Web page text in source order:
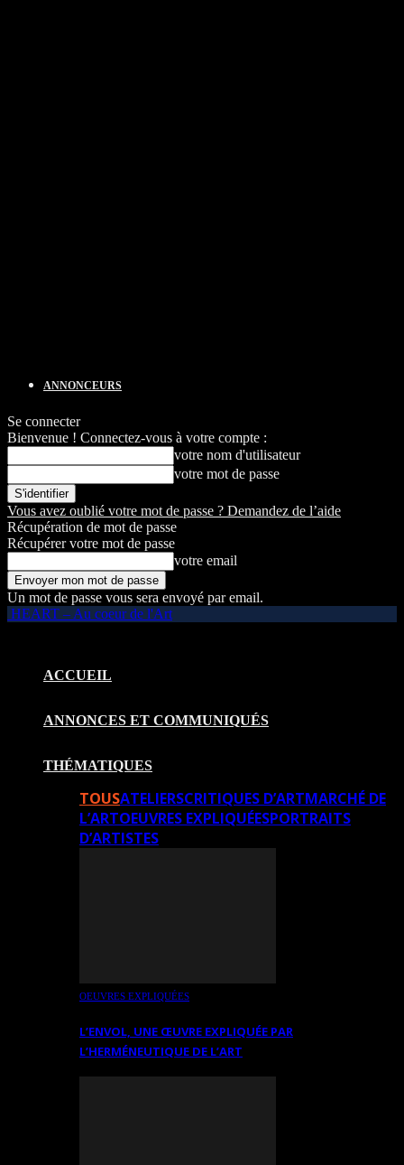
ANNONCEURS
Se connecter
Bienvenue ! Connectez-vous à votre compte :
votre nom d'utilisateur
votre mot de passe
Vous avez oublié votre mot de passe ? Demandez de l’aide
Récupération de mot de passe
Récupérer votre mot de passe
votre email
Un mot de passe vous sera envoyé par email.
HEART – Au coeur de l'Art
ACCUEIL
ANNONCES ET COMMUNIQUÉS
THÉMATIQUES
TOUSATELIERSCRITIQUES D’ARTMARCHÉ DE
L’ARTOEUVRES EXPLIQUÉESPORTRAITS
D’ARTISTES
OEUVRES EXPLIQUÉES
L’ENVOL, UNE ŒUVRE EXPLIQUÉE PAR
L’HERMÉNEUTIQUE DE L’ART